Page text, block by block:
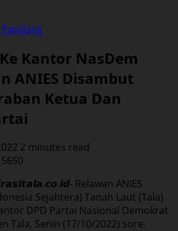
Kantor NasDem
ANIES Disambut
Ketua Dan
2 minutes read
Relawan ANIES
Sejahtera) Tanah Laut (Tala)
DPD Partai Nasional Demokrat
Tala, Senin (17/10/2022) sore.